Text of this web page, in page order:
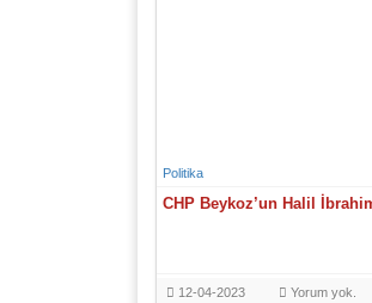
Politika
CHP Beykoz’un Halil
12-04-2023 Yorum yok.